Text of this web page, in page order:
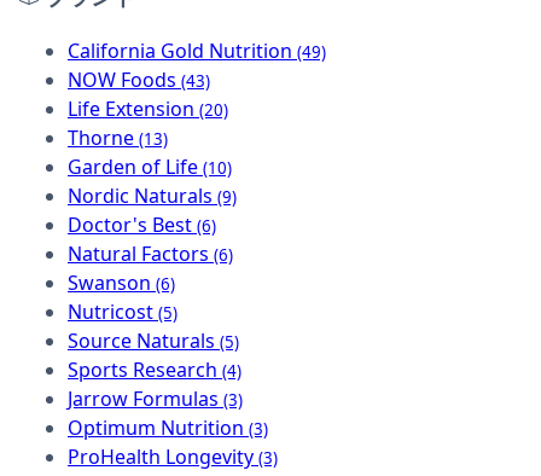
California Gold Nutrition (49)
NOW Foods (43)
Life Extension (20)
Thorne (13)
Garden of Life (10)
Nordic Naturals (9)
Doctor's Best (6)
Natural Factors (6)
Swanson (6)
Nutricost (5)
Source Naturals (5)
Sports Research (4)
Jarrow Formulas (3)
Optimum Nutrition (3)
ProHealth Longevity (3)